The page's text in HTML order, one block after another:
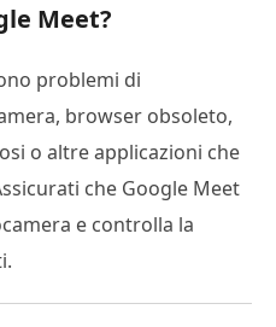
Meet?
problemi di
browser obsoleto,
o altre applicazioni che
che Google Meet
e controlla la